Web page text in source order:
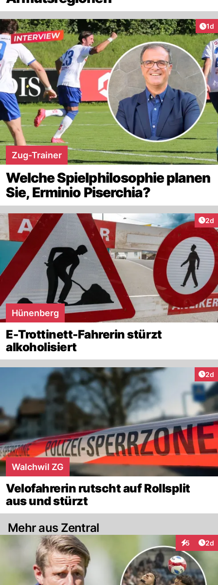
1d
Zug-Trainer
Welche Spielphilosophie planen
Sie, Erminio Piserchia?
2d
Hünenberg
E-Trottinett-Fahrerin stürzt
alkoholisiert
2d
Walchwil ZG
Velofahrerin rutscht auf Rollsplit
aus und stürzt
Mehr aus Zentral
5 2d